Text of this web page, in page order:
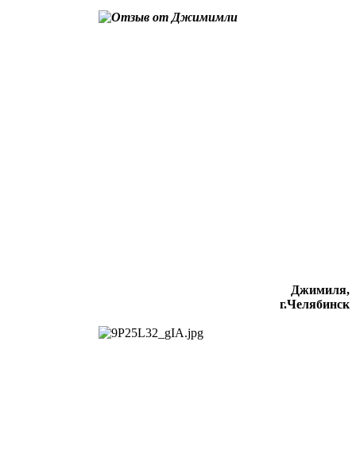
Джимиля,
г.Челябинск